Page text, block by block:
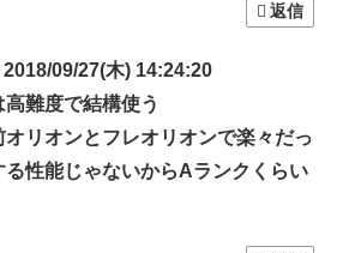
返信
09/27(木) 14:24:20
難度で結構使う
オリオンとフレオリオンで楽々だっ
る性能じゃないからAランクくらい